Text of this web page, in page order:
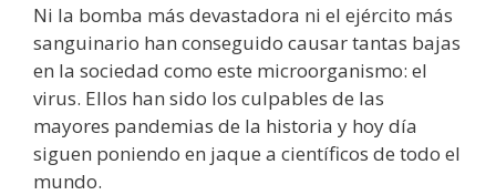
Ni la bomba más devastadora ni el ejército más
sanguinario han conseguido causar tantas bajas
en la sociedad como este microorganismo: el
virus. Ellos han sido los culpables de las
mayores pandemias de la historia y hoy día
siguen poniendo en jaque a científicos de todo el
mundo.